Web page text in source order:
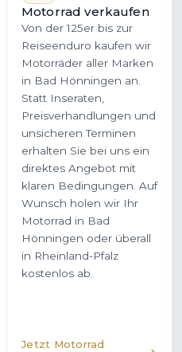
Motorrad verkaufen
Von der 125er bis zur
Reiseenduro kaufen wir
Motorräder aller Marken
in Bad Hönningen an.
Statt Inseraten,
Preisverhandlungen und
unsicheren Terminen
erhalten Sie bei uns ein
direktes Angebot mit
klaren Bedingungen. Auf
Wunsch holen wir Ihr
Motorrad in Bad
Hönningen oder überall
in Rheinland-Pfalz
kostenlos ab.
Jetzt Motorrad